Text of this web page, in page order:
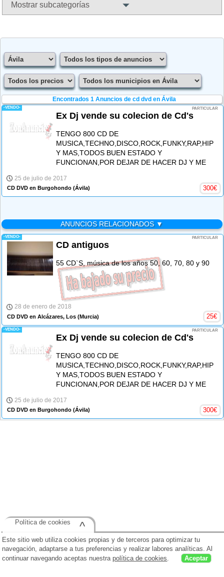
Mostrar subcategorías
Encontrados 1 Anuncios de cd dvd en Ávila
-VENDO- PARTICULAR
Ex Dj vende su colecion de Cd's
TENGO 800 CD DE
Y MAS,TODOS BUEN ESTADO Y
FUNCIONAN,POR DEJAR DE HACER DJ Y ME
25 de julio de 2017
CD DVD en Burgohondo (Ávila) 300€
ANUNCIOS RELACIONADOS ▼
-VENDO- PARTICULAR
CD antiguos
55 CD`S, música de los años 50, 60, 70, 80 y 90
28 de enero de 2018
CD DVD en Alcázares, Los (Murcia) 25€
-VENDO- PARTICULAR
Ex Dj vende su colecion de Cd's
TENGO 800 CD DE
Y MAS,TODOS BUEN ESTADO Y
FUNCIONAN,POR DEJAR DE HACER DJ Y ME
25 de julio de 2017
CD DVD en Burgohondo (Ávila) 300€
Este sitio web utiliza cookies propias y de terceros para optimizar tu
navegación, adaptarse a tus preferencias y realizar labores analíticas. Al
continuar navegando aceptas nuestrapolítica de cookies. Aceptar
Política de cookies ^